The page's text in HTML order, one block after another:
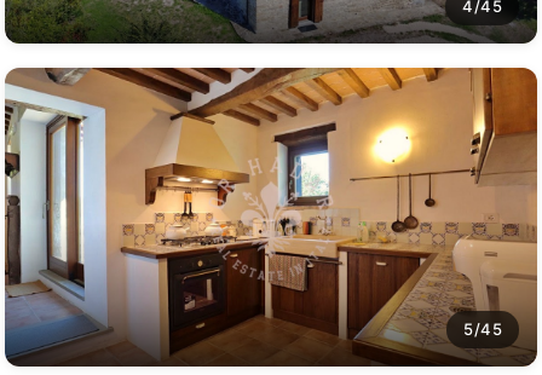
4/45
5/45